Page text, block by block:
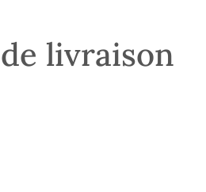
livraison